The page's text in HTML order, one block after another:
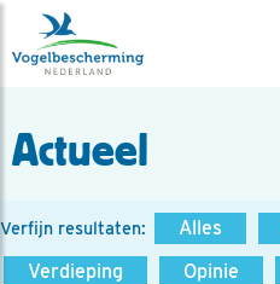
Actueel
Verfijn resultaten: Alles
Verdieping
Opinie